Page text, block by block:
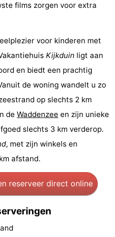
films zorgen voor extra
voor kinderen met
Kijkduin ligt aan
en biedt een prachtig
de woning wandelt u zo
op slechts 2 km
de Waddenzee en zijn unieke
slechts 3 km verderop.
, met zijn winkels en
afstand.
reserveer direct online